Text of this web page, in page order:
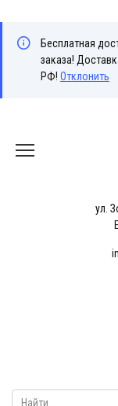
Бесплатная
заказа!
РФ! Отклонить
содержанию
ул.
Search